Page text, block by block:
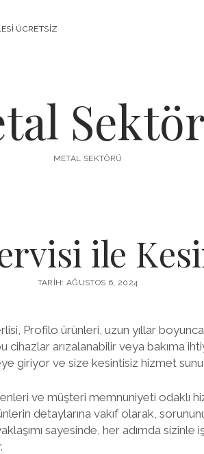
ÜCRETSIZ
METAL SEKTÖRÜ
ile
TARIH: AĞUSTOS 6, 2024
Profilo ürünleri, uzun yıllar boyunca
cihazlar arızalanabilir veya bakıma
giriyor ve size kesintisiz hizmet
ve müşteri memnuniyeti odaklı
detaylarına vakıf olarak,
sayesinde, her adımda